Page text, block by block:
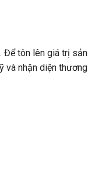
Để tôn lên giá trị sản
và nhận diện thương